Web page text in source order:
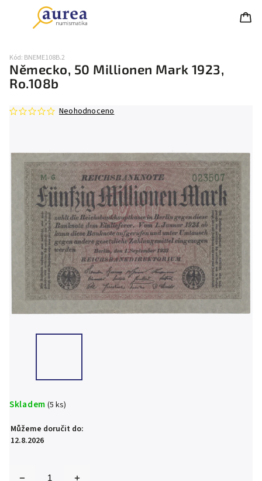
Německo, 50 Millionen Mark 1923,
Ro.108b
Kód: BNEME108B.2
Neohodnoceno
Skladem (5 ks)
Můžeme doručit do:
12.8.2026